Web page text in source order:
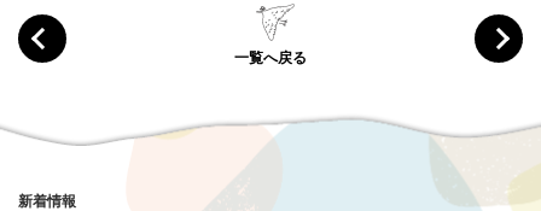
一覧へ戻る
新着情報